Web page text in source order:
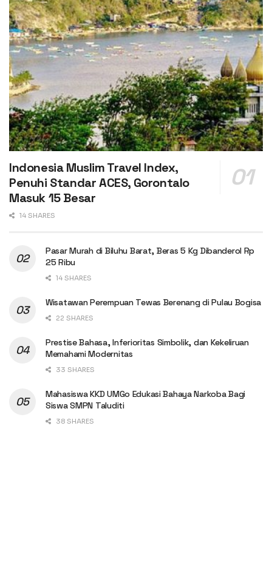
Indonesia Muslim Travel Index,
Penuhi Standar ACES, Gorontalo
Masuk 15 Besar
14 SHARES
Pasar Murah di Biluhu Barat, Beras 5 Kg Dibanderol Rp
25 Ribu
14 SHARES
Wisatawan Perempuan Tewas Berenang di Pulau Bogisa
22 SHARES
Prestise Bahasa, Inferioritas Simbolik, dan Kekeliruan
Memahami Modernitas
33 SHARES
Mahasiswa KKD UMGo Edukasi Bahaya Narkoba Bagi
Siswa SMPN Taluditi
38 SHARES